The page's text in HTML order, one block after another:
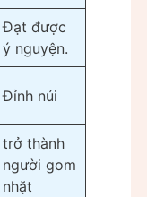
Đạt được
ý nguyện.
Đỉnh núi
trở thành
người gom
nhặt